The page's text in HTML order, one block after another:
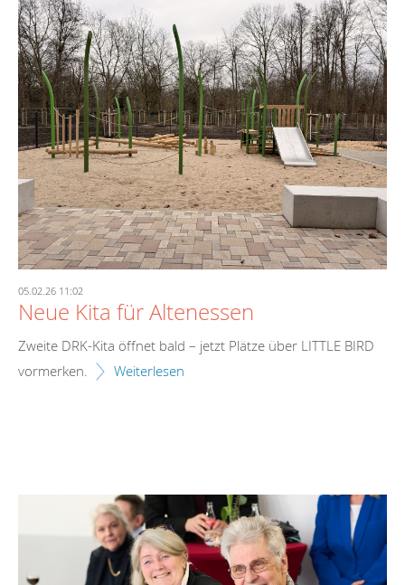
05.02.26 11:02
Neue Kita für Altenessen
Zweite DRK-Kita öffnet bald – jetzt Plätze über LITTLE BIRD
vormerken.
Weiterlesen